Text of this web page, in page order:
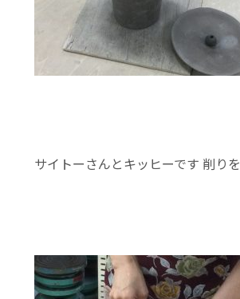
サイトーさんとキッヒーです 削り